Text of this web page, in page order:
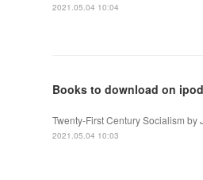
2021.05.04 10:04
Books to download on
Twenty-First Century Socialism by
2021.05.04 10:03